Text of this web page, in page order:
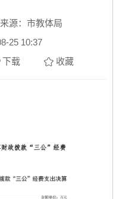
源：市教体局
25 10:37
下载 收藏